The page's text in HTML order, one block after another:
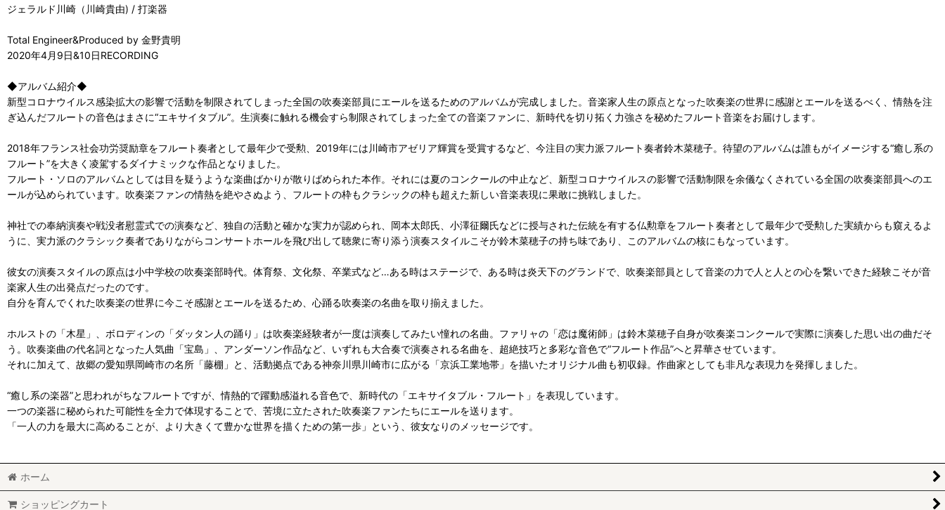
ジェラルド川崎（川崎貴由) / 打楽器
Total Engineer&Produced by 金野貴明
2020年4月9日&10日RECORDING
◆アルバム紹介◆
新型コロナウイルス感染拡大の影響で活動を制限されてしまった全国の吹奏楽部員にエールを送るためのアルバムが完成しました。音楽家人生の原点となった吹奏楽の世界に感謝とエールを送るべく、情熱を注
ぎ込んだフルートの音色はまさに“エキサイタブル”。生演奏に触れる機会すら制限されてしまった全ての音楽ファンに、新時代を切り拓く力強さを秘めたフルート音楽をお届けします。
2018年フランス社会功労奨励章をフルート奏者として最年少で受勲、2019年には川崎市アゼリア輝賞を受賞するなど、今注目の実力派フルート奏者鈴木菜穂子。待望のアルバムは誰もがイメージする“癒し系の
フルート”を大きく凌駕するダイナミックな作品となりました。
フルート・ソロのアルバムとしては目を疑うような楽曲ばかりが散りばめられた本作。それには夏のコンクールの中止など、新型コロナウイルスの影響で活動制限を余儀なくされている全国の吹奏楽部員へのエ
ールが込められています。吹奏楽ファンの情熱を絶やさぬよう、フルートの枠もクラシックの枠も超えた新しい音楽表現に果敢に挑戦しました。
神社での奉納演奏や戦没者慰霊式での演奏など、独自の活動と確かな実力が認められ、岡本太郎氏、小澤征爾氏などに授与された伝統を有する仏勲章をフルート奏者として最年少で受勲した実績からも窺えるよ
うに、実力派のクラシック奏者でありながらコンサートホールを飛び出して聴衆に寄り添う演奏スタイルこそが鈴木菜穂子の持ち味であり、このアルバムの核にもなっています。
彼女の演奏スタイルの原点は小中学校の吹奏楽部時代。体育祭、文化祭、卒業式など…ある時はステージで、ある時は炎天下のグランドで、吹奏楽部員として音楽の力で人と人との心を繋いできた経験こそが音
楽家人生の出発点だったのです。
自分を育んでくれた吹奏楽の世界に今こそ感謝とエールを送るため、心踊る吹奏楽の名曲を取り揃えました。
ホルストの「木星」、ボロディンの「ダッタン人の踊り」は吹奏楽経験者が一度は演奏してみたい憧れの名曲。ファリャの「恋は魔術師」は鈴木菜穂子自身が吹奏楽コンクールで実際に演奏した思い出の曲だそ
う。吹奏楽曲の代名詞となった人気曲「宝島」、アンダーソン作品など、いずれも大合奏で演奏される名曲を、超絶技巧と多彩な音色で“フルート作品”へと昇華させています。
それに加えて、故郷の愛知県岡崎市の名所「藤棚」と、活動拠点である神奈川県川崎市に広がる「京浜工業地帯」を描いたオリジナル曲も初収録。作曲家としても非凡な表現力を発揮しました。
“癒し系の楽器”と思われがちなフルートですが、情熱的で躍動感溢れる音色で、新時代の「エキサイタブル・フルート」を表現しています。
一つの楽器に秘められた可能性を全力で体現することで、苦境に立たされた吹奏楽ファンたちにエールを送ります。
「一人の力を最大に高めることが、より大きくて豊かな世界を描くための第一歩」という、彼女なりのメッセージです。
ホーム
ショッピングカート